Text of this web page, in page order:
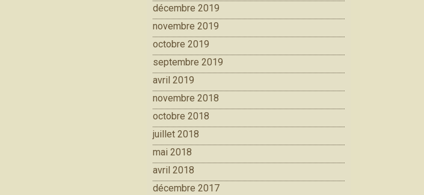
décembre 2019
novembre 2019
octobre 2019
septembre 2019
avril 2019
novembre 2018
octobre 2018
juillet 2018
mai 2018
avril 2018
décembre 2017